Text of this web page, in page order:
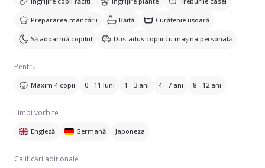
Prepararea mâncării Băiță Curățenie ușoară
Să adoarmă copilul Dus-adus copiii cu mașina personală
Pentru
Maxim 4 copii 0 - 11 luni 1 - 3 ani 4 - 7 ani 8 - 12 ani
Limbi vorbite
Engleză Germană Japoneza
Calificări adiționale